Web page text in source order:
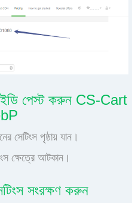
পেস্ট করুন CS-Cart
সেটিংস পৃষ্ঠায় যান।
ক্ষেত্রে আটকান।
সংরক্ষণ করুন